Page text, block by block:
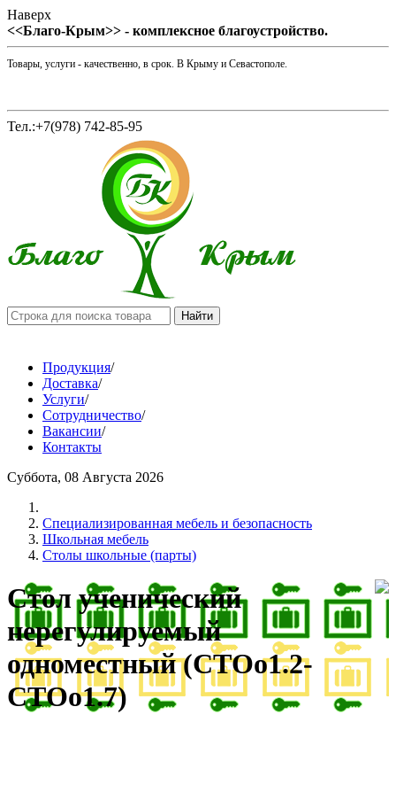
Наверх
<<Благо-Крым>> - комплексное благоустройство.
Товары, услуги - качественно, в срок. В Крыму и Севастополе.
Тел.:+7(978) 742-85-95
Продукция/
Доставка/
Услуги/
Сотрудничество/
Вакансии/
Контакты
Суббота, 08 Августа 2026
Cпециализированная мебель и безопасность
Школьная мебель
Столы школьные (парты)
Стол ученический
нерегулируемый
одноместный (СТОо1.2-
СТОо1.7)